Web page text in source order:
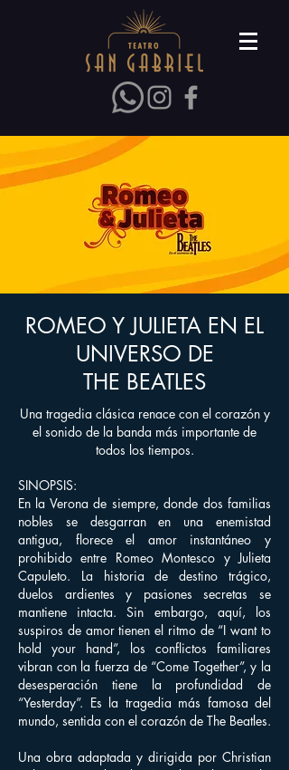
ROMEO Y JULIETA EN EL
UNIVERSO DE
THE BEATLES
Una tragedia clásica renace con el corazón y
el sonido de la banda más importante de
todos los tiempos.
SINOPSIS:
En la Verona de siempre, donde dos familias
nobles se desgarran en una enemistad
antigua, florece el amor instantáneo y
prohibido entre Romeo Montesco y Julieta
Capuleto. La historia de destino trágico,
duelos ardientes y pasiones secretas se
mantiene intacta. Sin embargo, aquí, los
suspiros de amor tienen el ritmo de “I want to
hold your hand”, los conflictos familiares
vibran con la fuerza de “Come Together”, y la
desesperación tiene la profundidad de
“Yesterday”. Es la tragedia más famosa del
mundo, sentida con el corazón de The Beatles.
Una obra adaptada y dirigida por Christian